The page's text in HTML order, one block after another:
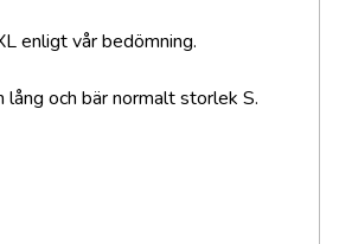
enligt vår bedömning.
och bär normalt storlek S.